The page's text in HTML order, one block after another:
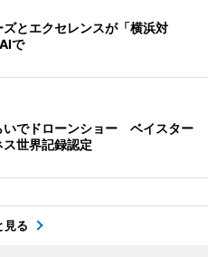
ズとエクセレンスが「横浜対
で
いでドローンショー ベイスター
世界記録認定
見る